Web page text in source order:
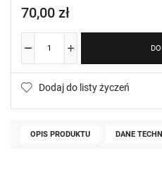
70,00 zł
Dodaj do listy życzeń
OPIS PRODUKTU DANE